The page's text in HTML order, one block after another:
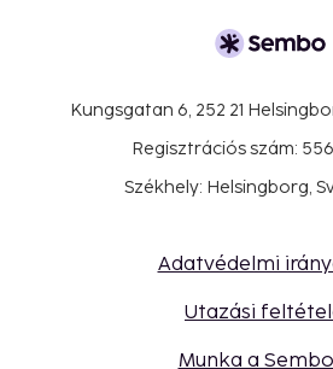
Kungsgatan 6, 252 21
Regisztrációs szám:
Székhely: Helsingborg,
Adatvédelmi
Utazási
Munka a